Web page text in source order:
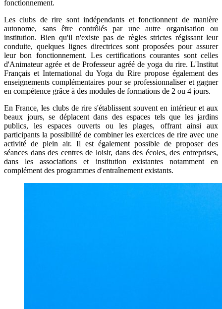
fonctionnement.
Les clubs de rire sont indépendants et fonctionnent de manière
autonome, sans être contrôlés par une autre organisation ou
institution. Bien qu'il n'existe pas de règles strictes régissant leur
conduite, quelques lignes directrices sont proposées pour assurer
leur bon fonctionnement. Les certifications courantes sont celles
d'Animateur agrée et de Professeur agréé de yoga du rire. L'Institut
Français et International du Yoga du Rire propose également des
enseignements complémentaires pour se professionnaliser et gagner
en compétence grâce à des modules de formations de 2 ou 4 jours.
En France, les clubs de rire s'établissent souvent en intérieur et aux
beaux jours, se déplacent dans des espaces tels que les jardins
publics, les espaces ouverts ou les plages, offrant ainsi aux
participants la possibilité de combiner les exercices de rire avec une
activité de plein air. Il est également possible de proposer des
séances dans des centres de loisir, dans des écoles, des entreprises,
dans les associations et institution existantes notamment en
complément des programmes d'entraînement existants.